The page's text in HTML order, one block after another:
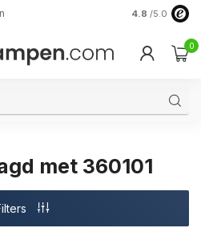
4.8 /5.0
0
met 360101